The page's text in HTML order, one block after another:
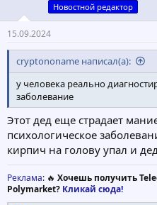
Новостной редактор
15.09.2024
cryptononame написал(а):
у человека реально
заболевание
Этот дед еще страдает
психологическое
кирпич на голову упал и
Реклама: 🔥 Хочешь получить
Polymarket? Кликай сюда!